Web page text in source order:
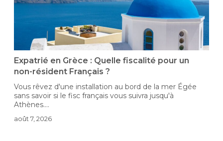
Expatrié en Grèce : Quelle fiscalité pour un
non-résident Français ?
Vous rêvez d'une installation au bord de la mer Égée
sans savoir si le fisc français vous suivra jusqu'à
Athènes....
août 7, 2026